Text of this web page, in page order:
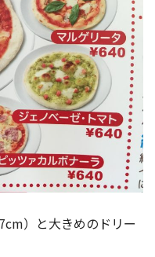
）と大きめのドリー